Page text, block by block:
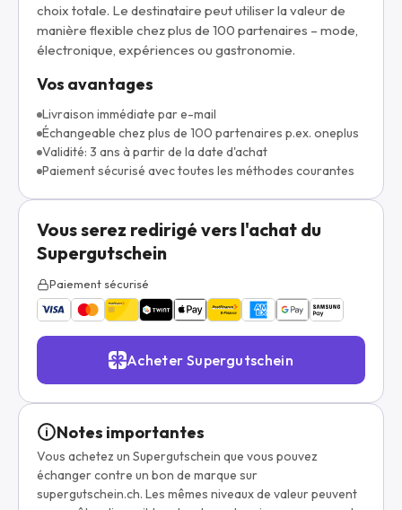
choix totale. Le destinataire peut utiliser la valeur de
manière flexible chez plus de 100 partenaires – mode,
électronique, expériences ou gastronomie.
Vos avantages
Livraison immédiate par e-mail
Échangeable chez plus de 100 partenaires p.ex. oneplus
Validité: 3 ans à partir de la date d'achat
Paiement sécurisé avec toutes les méthodes courantes
Vous serez redirigé vers l'achat du
Supergutschein
Paiement sécurisé
Acheter Supergutschein
Notes importantes
Vous achetez un Supergutschein que vous pouvez
échanger contre un bon de marque sur
supergutschein.ch. Les mêmes niveaux de valeur peuvent